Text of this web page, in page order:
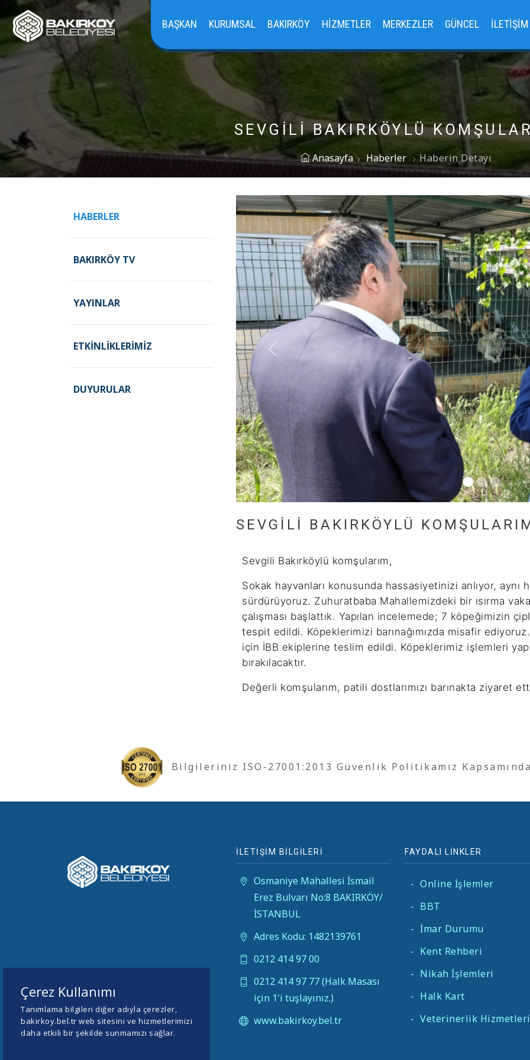
BAŞKAN KURUMSAL BAKIRKÖY HIZMETLER MERKEZLER GÜNCEL İLETIŞIM
SEVGILI BAKIRKÖYLÜ
Anasayfa Haberler Haberin Detayı
HABERLER
BAKIRKÖY TV
YAYINLAR
ETKINLIKLERIMIZ
DUYURULAR
SEVGILI BAKIRKÖYLÜ
Sevgili Bakırköylü komşularım,
Sokak hayvanları konusunda hassasiyetinizi anlıyor, aynı
sürdürüyoruz. Zuhuratbaba Mahallemizdeki bir ısırma
çalışması başlattık. Yapılan incelemede; 7 köpeğimizin
tespit edildi. Köpeklerimizi barınağımızda misafir
için İBB ekiplerine teslim edildi. Köpeklerimiz işlemleri
bırakılacaktır.
Değerli komşularım, patili dostlarımızı barınakta ziyaret
Bilgileriniz ISO-27001:2013 Güvenlik Politikamız
İLETİŞİM BİLGİLERİ
Osmaniye Mahallesi İsmail
Erez Bulvarı No:8 BAKIRKÖY/
İSTANBUL
Adres Kodu: 1482139761
0212 414 97 00
0212 414 97 77 (Halk Masası
için 1'i tuşlayınız.)
www.bakirkoy.bel.tr
FAYDALI LİNKLER
- Online İşlemler
- BBT
- İmar Durumu
- Kent Rehberi
- Nikah İşlemleri
- Halk Kart
- Veterinerlik Hizmetleri
Çerez Kullanımı
Tanımlama bilgileri diğer adıyla çerezler,
bakirkoy.bel.tr web sitesini ve hizmetlerimizi
daha etkili bir şekilde sunmamızı sağlar.